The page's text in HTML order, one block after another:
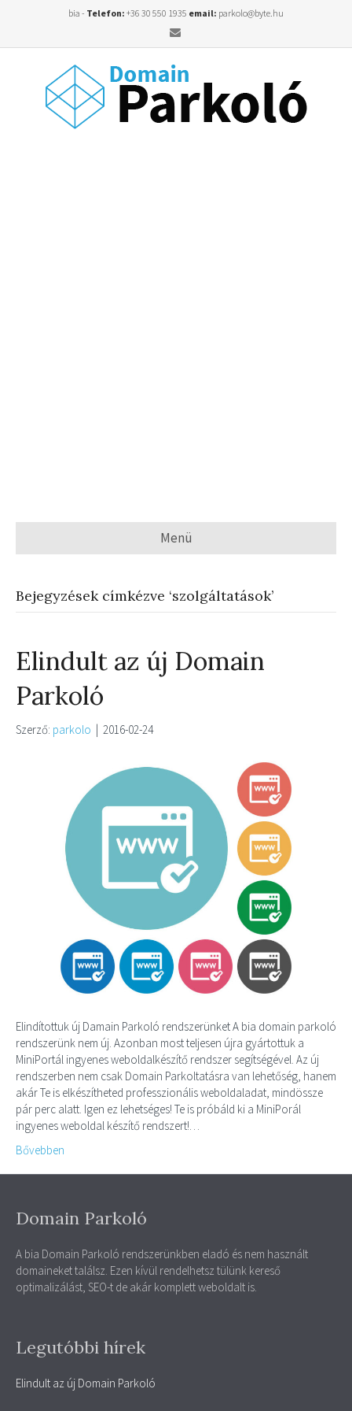
bia - Telefon: +36 30 550 1935 email: parkolo@byte.hu
Email
Menü
Bejegyzések címkézve ‘szolgáltatások’
Elindult az új Domain
Parkoló
Szerző: parkolo | 2016-02-24
Elindítottuk új Damain Parkoló rendszerünket A bia domain parkoló
rendszerünk nem új. Azonban most teljesen újra gyártottuk a
MiniPortál ingyenes weboldalkészítő rendszer segítségével. Az új
rendszerben nem csak Domain Parkoltatásra van lehetőség, hanem
akár Te is elkészítheted professzionális weboldaladat, mindössze
pár perc alatt. Igen ez lehetséges! Te is próbáld ki a MiniPorál
ingyenes weboldal készítő rendszert!…
Bővebben
Domain Parkoló
A bia Domain Parkoló rendszerünkben eladó és nem használt
domaineket találsz. Ezen kívül rendelhetsz tülünk kereső
optimalizálást, SEO-t de akár komplett weboldalt is.
Legutóbbi hírek
Elindult az új Domain Parkoló